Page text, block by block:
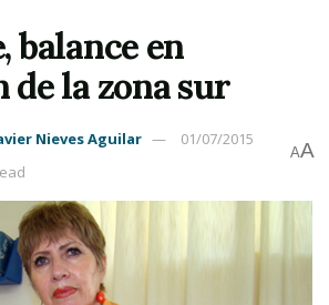
balance en
de la zona sur
Nieves Aguilar
01/07/2015
AA